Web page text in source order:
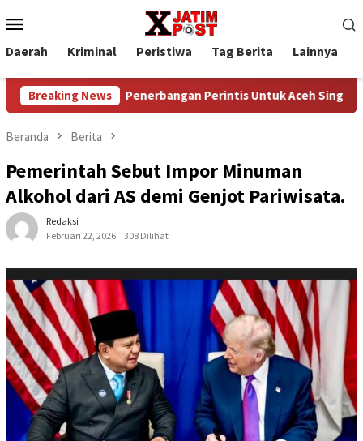
ke
kontenMobile
Daerah Kriminal Peristiwa Tag Berita Lainnya
Breaking News
Penerbangan Perintis Untuk Aceh Singkil, Medan ,
Beranda Berita
Pemerintah Sebut Impor Minuman
Alkohol dari AS demi Genjot Pariwisata.
Redaksi
Februari 22, 2026
308 Dilihat